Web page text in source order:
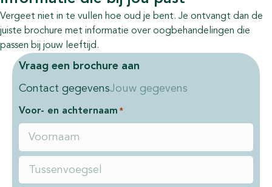
Vergeet niet in te vullen hoe oud je bent. Je ontvangt dan de
juiste brochure met informatie over oogbehandelingen die
passen bij jouw leeftijd.
Vraag een brochure aan
Contact gegevensJouw gegevens
Voor- en achternaam *
Voornaam